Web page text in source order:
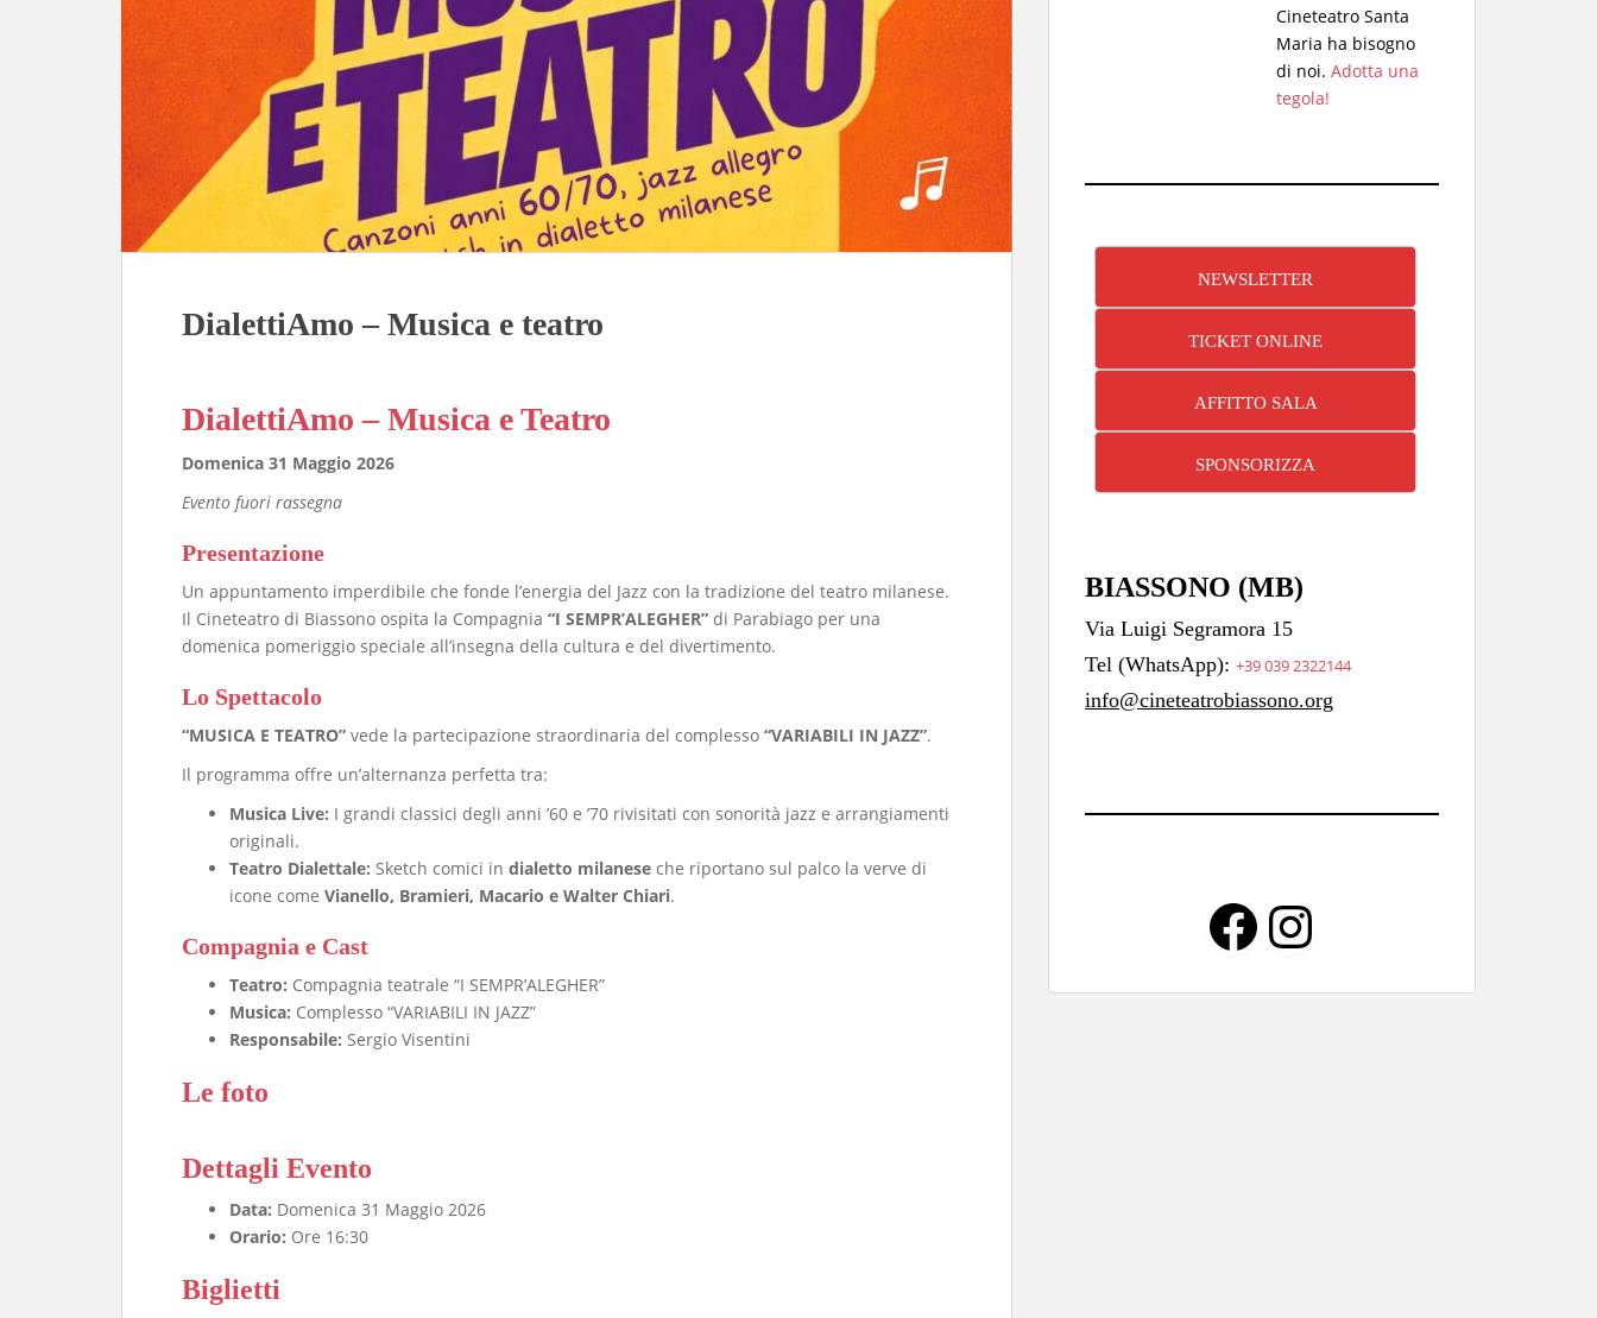
DialettiAmo – Musica e teatro
DialettiAmo – Musica e Teatro
Domenica 31 Maggio 2026
Evento fuori rassegna
Presentazione
​Un appuntamento imperdibile che fonde l’energia del Jazz con la tradizione del teatro milanese.
Il Cineteatro di Biassono ospita la Compagnia “I SEMPR’ALEGHER” di Parabiago per una
domenica pomeriggio speciale all’insegna della cultura e del divertimento.
Lo Spettacolo
“MUSICA E TEATRO” vede la partecipazione straordinaria del complesso “VARIABILI IN JAZZ”.
Il programma offre un’alternanza perfetta tra:
Musica Live: I grandi classici degli anni ’60 e ’70 rivisitati con sonorità jazz e arrangiamenti
originali.
Teatro Dialettale: Sketch comici in dialetto milanese che riportano sul palco la verve di
icone come Vianello, Bramieri, Macario e Walter Chiari.
Compagnia e Cast
Teatro: Compagnia teatrale “I SEMPR’ALEGHER”
Musica: Complesso “VARIABILI IN JAZZ”
Responsabile: Sergio Visentini
Le foto
Dettagli Evento
Data: Domenica 31 Maggio 2026
Orario: Ore 16:30
Biglietti
Cineteatro Santa
Maria ha bisogno
di noi. Adotta una
tegola!
NEWSLETTER
TICKET ONLINE
AFFITTO SALA
SPONSORIZZA
BIASSONO (MB)
Via Luigi Segramora 15
Tel (WhatsApp): +39 039 2322144
info@cineteatrobiassono.org
Facebook
Instagram